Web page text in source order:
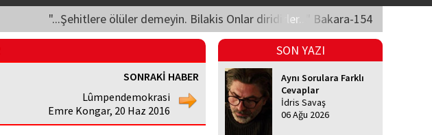
"...Şehitlere ölüler demeyin. Bilakis Onlar diridirler..." Bakara-154
SONRAKİ HABER
Lûmpendemokrasi
Emre Kongar, 20 Haz 2016
SON YAZI
Aynı Sorulara Farklı
Cevaplar
İdris Savaş
06 Ağu 2026